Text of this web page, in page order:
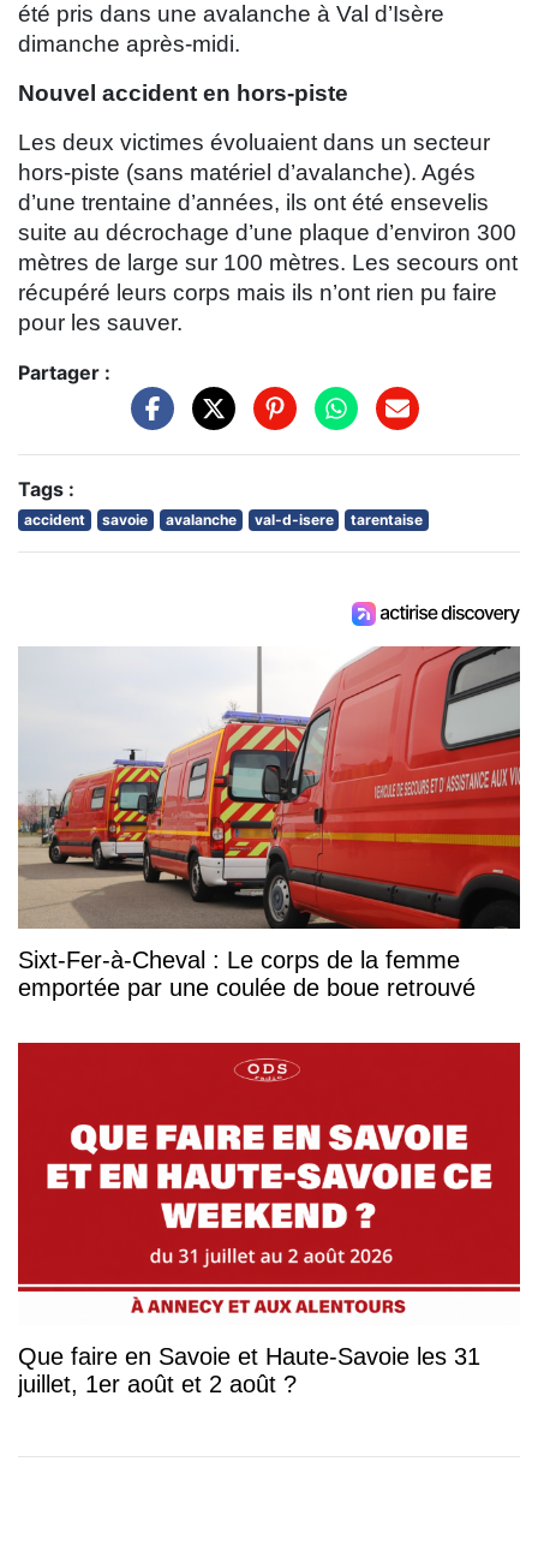
été pris dans une avalanche à Val d’Isère
dimanche après-midi.
Nouvel accident en hors-piste
Les deux victimes évoluaient dans un secteur
hors-piste (sans matériel d’avalanche). Agés
d’une trentaine d’années, ils ont été ensevelis
suite au décrochage d’une plaque d’environ 300
mètres de large sur 100 mètres. Les secours ont
récupéré leurs corps mais ils n’ont rien pu faire
pour les sauver.
Partager :
Tags :
accident savoie avalanche val-d-isere tarentaise
Sixt-Fer-à-Cheval : Le corps de la femme
emportée par une coulée de boue retrouvé
Que faire en Savoie et Haute-Savoie les 31
juillet, 1er août et 2 août ?